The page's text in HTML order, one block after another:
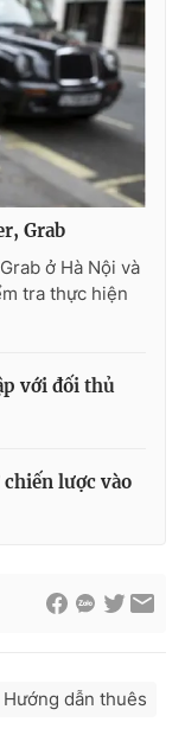
có sự chấp
Grab
ở Hà Nội và
tra thực hiện
với đối thủ
chiến lược vào
Hướng dẫn thuês